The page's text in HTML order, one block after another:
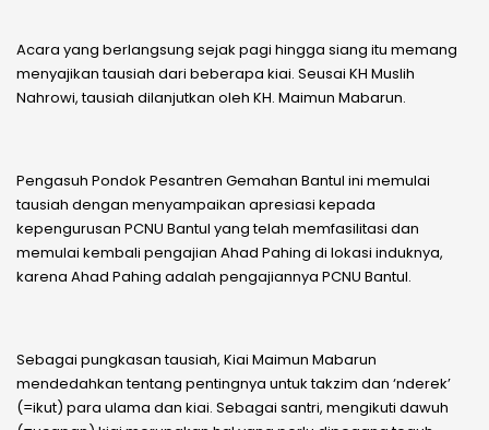
Acara yang berlangsung sejak pagi hingga siang itu memang
menyajikan tausiah dari beberapa kiai. Seusai KH Muslih
Nahrowi, tausiah dilanjutkan oleh KH. Maimun Mabarun.
Pengasuh Pondok Pesantren Gemahan Bantul ini memulai
tausiah dengan menyampaikan apresiasi kepada
kepengurusan PCNU Bantul yang telah memfasilitasi dan
memulai kembali pengajian Ahad Pahing di lokasi induknya,
karena Ahad Pahing adalah pengajiannya PCNU Bantul.
Sebagai pungkasan tausiah, Kiai Maimun Mabarun
mendedahkan tentang pentingnya untuk takzim dan ‘nderek’
(=ikut) para ulama dan kiai. Sebagai santri, mengikuti dawuh